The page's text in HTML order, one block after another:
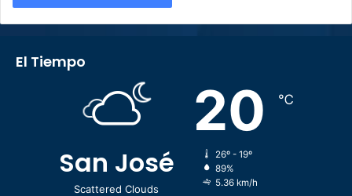
El Tiempo
San José
Scattered Clouds
20 ℃
26º - 19º
89%
5.36 km/h